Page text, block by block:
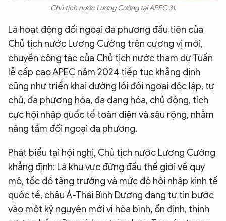
Chủ tịch nước Lương Cường tại APEC 31.
Là hoạt động đối ngoại đa phương đầu tiên của
Chủ tịch nước Lương Cường trên cương vị mới,
chuyến công tác của Chủ tịch nước tham dự Tuần
lễ cấp cao APEC năm 2024 tiếp tục khẳng định
cũng như triển khai đường lối đối ngoại độc lập, tự
chủ, đa phương hóa, đa dạng hóa, chủ động, tích
cực hội nhập quốc tế toàn diện và sâu rộng, nhằm
nâng tầm đối ngoại đa phương.
Phát biểu tại hội nghị, Chủ tịch nước Lương Cường
khẳng định: Là khu vực đứng đầu thế giới về quy
mô, tốc độ tăng trưởng và mức độ hội nhập kinh tế
quốc tế, châu Á-Thái Bình Dương đang tự tin bước
vào một kỷ nguyên mới vì hòa bình, ổn định, thịnh